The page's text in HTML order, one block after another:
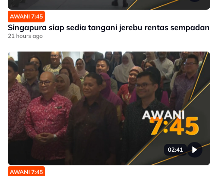
AWANI 7:45
Singapura siap sedia tangani jerebu rentas sempadan
21 hours ago
02:41
AWANI 7:45